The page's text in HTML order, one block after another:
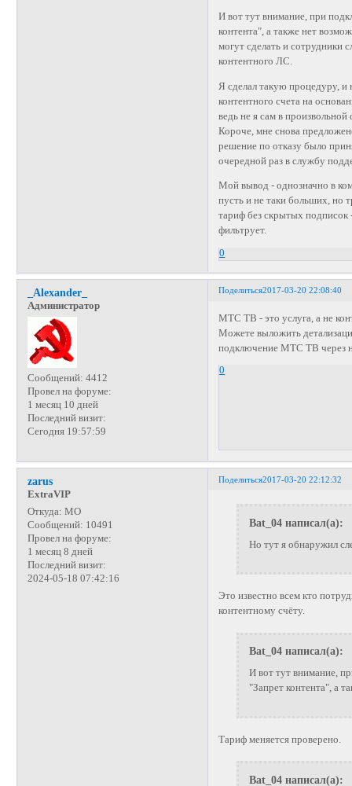
И вот тут внимание, при
контента", а также нет
могут сделать и
контентного ЛС.
Я сделал такую процедуру, и
контентного счета на
ведь не я сам в
Короче, мне снова
решение по отказу было
очередной раз в службу
Мой вывод - однозначно в
пусть и не таки больших, но
тариф без скрытых
фильтрует.
0
Поделиться2017-03-20 22:08:40
_Alexander_
Администратор
Сообщений: 4412
Провел на форуме:
1 месяц 10 дней
Последний визит:
Сегодня 19:57:59
МТС ТВ - это услуга, а не
Можете выложить
подключение МТС ТВ через
0
Поделиться2017-03-20 22:12:32
zarus
ExtraVIP
Откуда: МО
Сообщений: 10491
Провел на форуме:
1 месяц 8 дней
Последний визит:
2024-05-18 07:42:16
Bat_04 написал(а):
Но тут я обнаружил
Это известно всем кто
контентному счёту.
Bat_04 написал(а):
И вот тут внимание,
"Запрет контента", а
Тариф меняется проверено.
Bat_04 написал(а):